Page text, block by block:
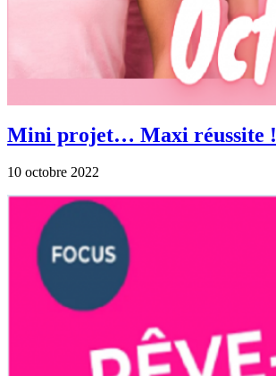
Mini projet… Maxi réussite !
10 octobre 2022